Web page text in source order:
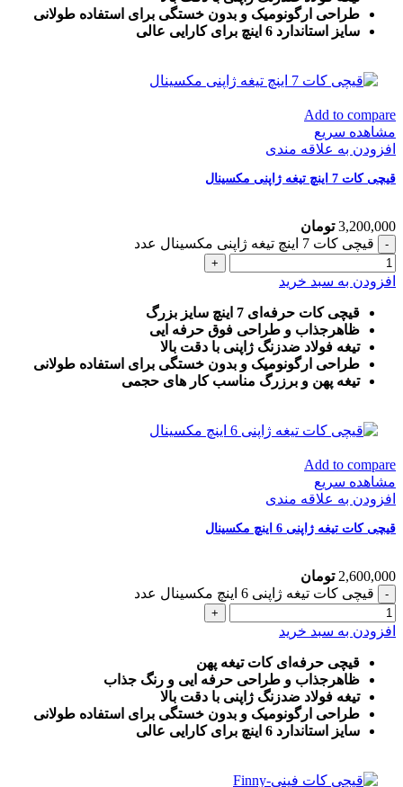
طراحی ارگونومیک و بدون خستگی برای استفاده طولانی
سایز استاندارد 6 اینچ برای کارایی عالی
Add to compare
مشاهده سریع
افزودن به علاقه مندی
قیچی کات 7 اینچ تیغه ژاپنی مکسینال
3,200,000 تومان
قیچی کات 7 اینچ تیغه ژاپنی مکسینال عدد
افزودن به سبد خرید
قیچی کات حرفه‌ای 7 اینچ سایز بزرگ
ظاهرجذاب و طراحی فوق حرفه ایی
تیغه فولاد ضدزنگ ژاپنی با دقت بالا
طراحی ارگونومیک و بدون خستگی برای استفاده طولانی
تیغه پهن و برزرگ مناسب کار های حجمی
Add to compare
مشاهده سریع
افزودن به علاقه مندی
قیچی کات تیغه ژاپنی 6 اینچ مکسینال
2,600,000 تومان
قیچی کات تیغه ژاپنی 6 اینچ مکسینال عدد
افزودن به سبد خرید
قیچی حرفه‌ای کات تیغه پهن
ظاهرجذاب و طراحی حرفه ایی و رنگ جذاب
تیغه فولاد ضدزنگ ژاپنی با دقت بالا
طراحی ارگونومیک و بدون خستگی برای استفاده طولانی
سایز استاندارد 6 اینچ برای کارایی عالی